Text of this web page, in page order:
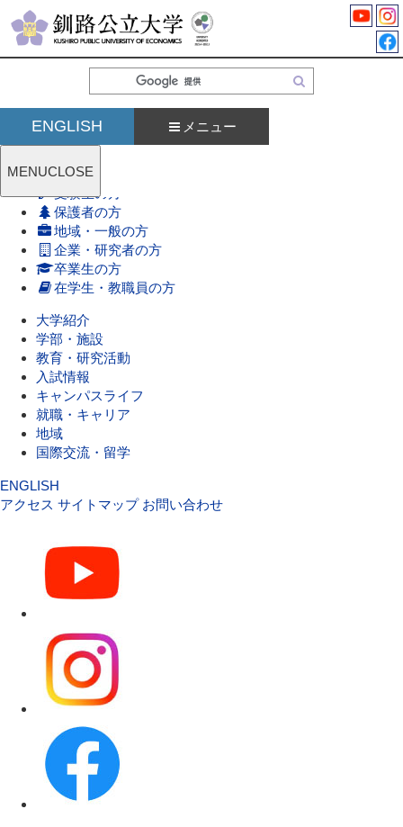
索
ENGLISH メニュー
MENUCLOSE
受験生の方
保護者の方
地域・一般の方
企業・研究者の方
卒業生の方
在学生・教職員の方
大学紹介
学部・施設
教育・研究活動
入試情報
キャンパスライフ
就職・キャリア
地域
国際交流・留学
ENGLISH
アクセス サイトマップ お問い合わせ